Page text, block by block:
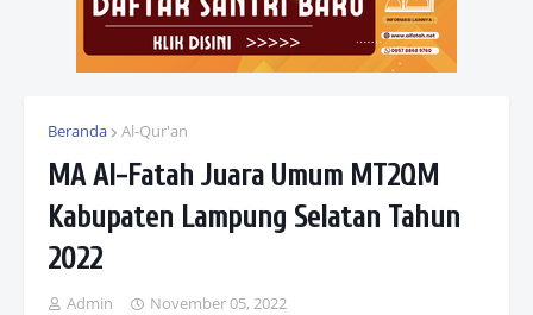
Beranda Al-Qur'an
MA Al-Fatah Juara Umum MT2QM
Kabupaten Lampung Selatan Tahun
2022
Admin November 05, 2022